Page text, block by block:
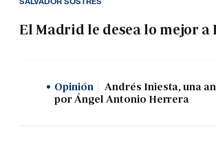
El Madrid le desea lo mejor a
Opinión
Andrés Iniesta, una
por Ángel Antonio Herrera